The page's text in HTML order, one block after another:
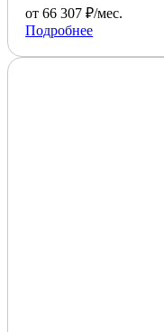
от 66 307 ₽/мес.
Подробнее